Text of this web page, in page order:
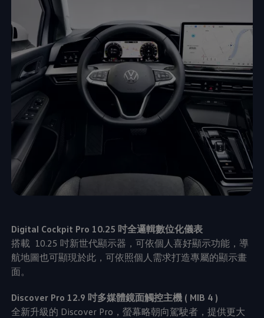
Digital Cockpit Pro 10.25 吋全邏輯數位化儀表
搭載 10.25 吋新世代顯示器，可依個人喜好顯示功能，導
航地圖也可顯現於此，可依照個人需求打造專屬的顯示畫
面。
Discover Pro 12.9 吋多媒體鏡面觸控主機 ( MIB 4 )
全新升級的 Discover Pro，螢幕略朝向駕駛者，提供更大